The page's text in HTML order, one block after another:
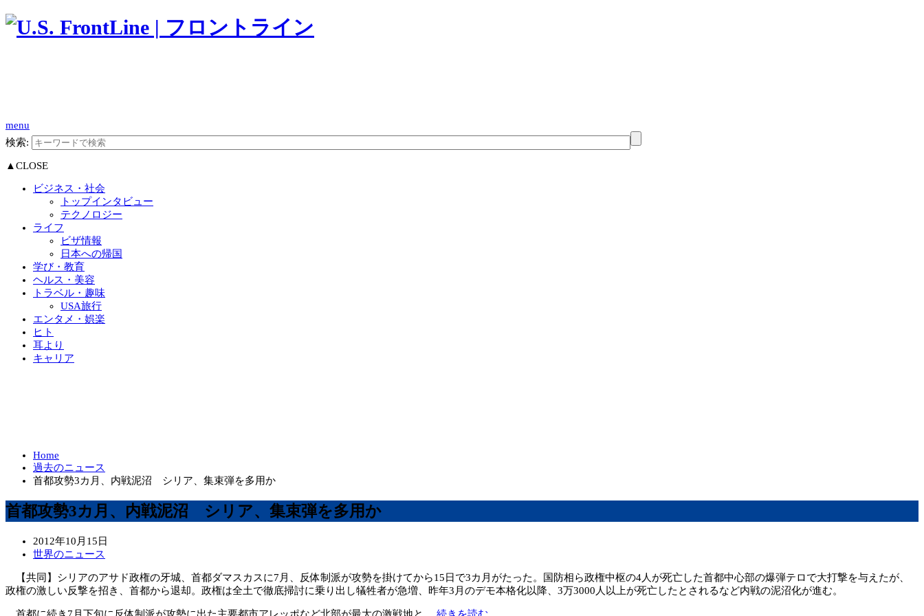
menu
検索:
▲CLOSE
ビジネス・社会
トップインタビュー
テクノロジー
ライフ
ビザ情報
日本への帰国
学び・教育
ヘルス・美容
トラベル・趣味
USA旅行
エンタメ・娯楽
ヒト
耳より
キャリア
Home
過去のニュース
首都攻勢3カ月、内戦泥沼 シリア、集束弾を多用か
首都攻勢3カ月、内戦泥沼 シリア、集束弾を多用か
2012年10月15日
世界のニュース
【共同】シリアのアサド政権の牙城、首都ダマスカスに7月、反体制派が攻勢を掛けてから15日で3カ月がたった。国防相ら政権中枢の4人が死亡した首都中心部の爆弾テロで大打撃を与えたが、
政権の激しい反撃を招き、首都から退却。政権は全土で徹底掃討に乗り出し犠牲者が急増、昨年3月のデモ本格化以降、3万3000人以上が死亡したとされるなど内戦の泥沼化が進む。
首都に続き7月下旬に反体制派が攻勢に出た主要都市アレッポなど北部が最大の激戦地と … 続きを読む